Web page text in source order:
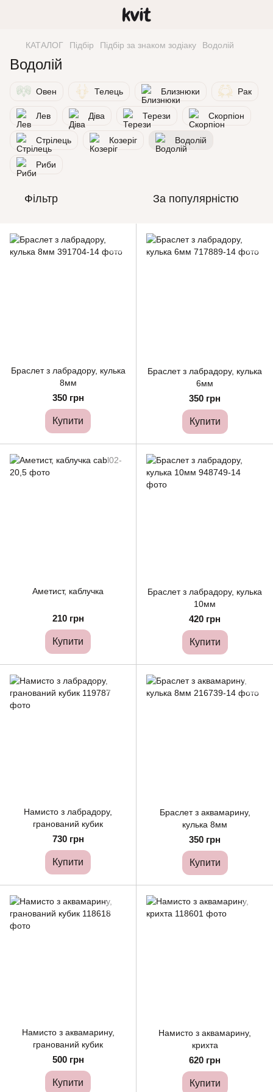
КАТАЛОГ Підбір Підбір за знаком зодіаку Водолій
Водолій
Овен Телець Близнюки Рак
Лев Діва Терези Скорпіон
Стрілець Козеріг Водолій
Риби
Фільтр За популярністю
Браслет з лабрадору, кулька
8мм
350 грн
Купити
Браслет з лабрадору, кулька
6мм
350 грн
Купити
Аметист, каблучка
210 грн
Купити
Браслет з лабрадору, кулька
10мм
420 грн
Купити
Намисто з лабрадору,
гранований кубик
730 грн
Купити
Браслет з аквамарину,
кулька 8мм
350 грн
Купити
Намисто з аквамарину,
гранований кубик
500 грн
Купити
Намисто з аквамарину,
крихта
620 грн
Купити